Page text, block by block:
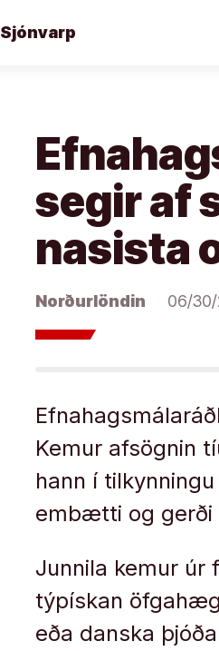
Sjónvarp
segir af
nasista
Norðurlöndin 06/
Kemur afsögnin
hann í
embætti og gerði
Junnila kemur úr
týpískan
eða danska